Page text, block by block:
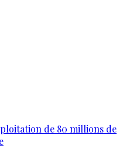
de 80 millions de